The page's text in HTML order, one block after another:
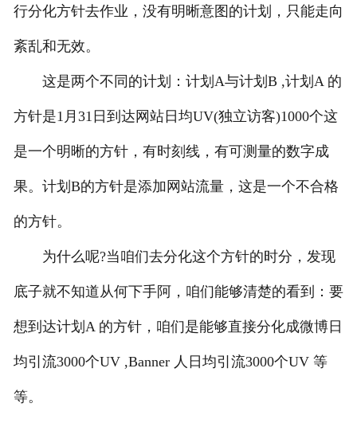
行分化方针去作业，没有明晰意图的计划，只能走向
紊乱和无效。
这是两个不同的计划：计划A与计划B ,计划A 的
方针是1月31日到达网站日均UV(独立访客)1000个这
是一个明晰的方针，有时刻线，有可测量的数字成
果。计划B的方针是添加网站流量，这是一个不合格
的方针。
为什么呢?当咱们去分化这个方针的时分，发现
底子就不知道从何下手阿，咱们能够清楚的看到：要
想到达计划A 的方针，咱们是能够直接分化成微博日
均引流3000个UV ,Banner 人日均引流3000个UV 等
等。